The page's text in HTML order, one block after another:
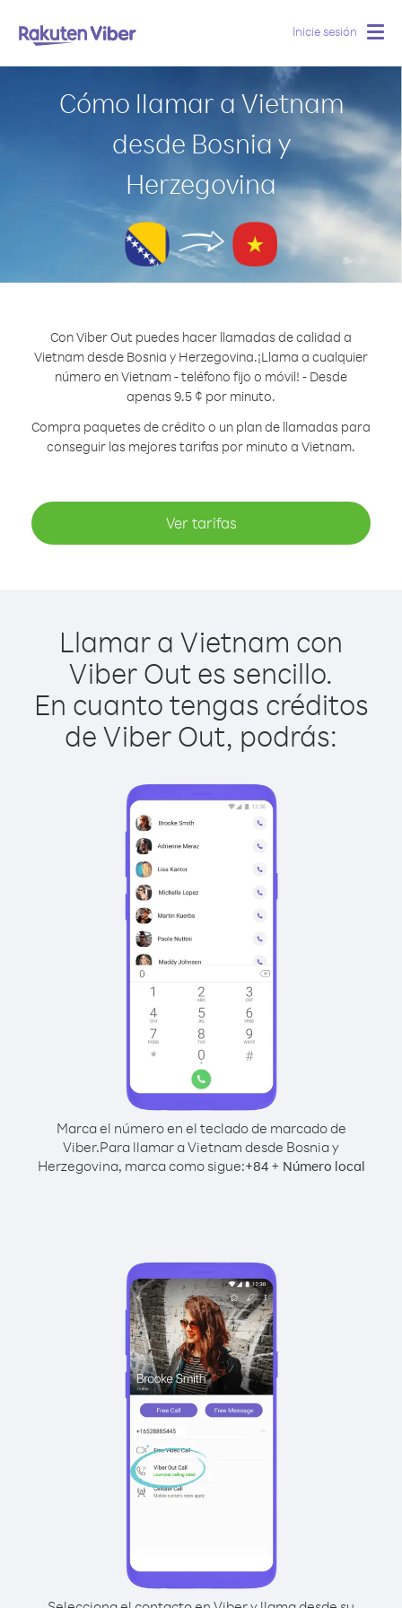
Inicie sesión
Cómo llamar a Vietnam
desde Bosnia y
Herzegovina
Con Viber Out puedes hacer llamadas de calidad a
Vietnam desde Bosnia y Herzegovina.¡Llama a cualquier
número en Vietnam - teléfono fijo o móvil! - Desde
apenas 9.5 ¢ por minuto.
Compra paquetes de crédito o un plan de llamadas para
conseguir las mejores tarifas por minuto a Vietnam.
Ver tarifas
Llamar a Vietnam con
Viber Out es sencillo.
En cuanto tengas créditos
de Viber Out, podrás:
Marca el número en el teclado de marcado de
Viber.Para llamar a Vietnam desde Bosnia y
Herzegovina, marca como sigue:+84+ Número local